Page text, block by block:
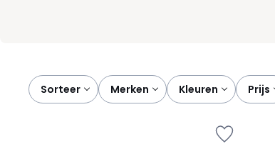
Sorteer
merken kleuren prijs